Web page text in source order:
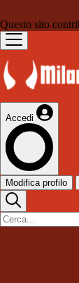
Questo sito
Accedi
Modifica profilo